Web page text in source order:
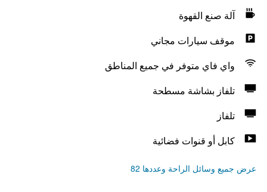
آلة صنع القهوة
موقف سيارات مجاني
واي فاي متوفر في جميع المناطق
تلفاز بشاشة مسطحة
تلفاز
كابل أو قنوات فضائية
عرض جميع وسائل الراحة وعددها 82